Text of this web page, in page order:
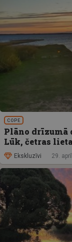
COPE
Plāno drīzumā
Lūk, četras
Ekskluzīvi 29.